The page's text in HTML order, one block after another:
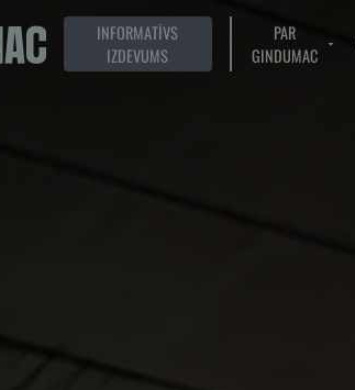
INFORMATĪVS
IZDEVUMS
PAR
GINDUMAC